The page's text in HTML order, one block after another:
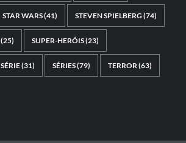
STAR WARS(41) STEVEN SPIELBERG (74)
(25) SUPER-HERÓIS(23)
SÉRIE(31) SÉRIES(79) TERROR(63)